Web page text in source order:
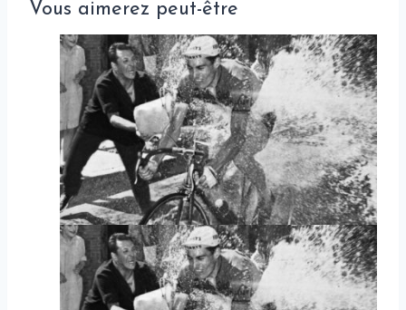
Vous aimerez peut-être